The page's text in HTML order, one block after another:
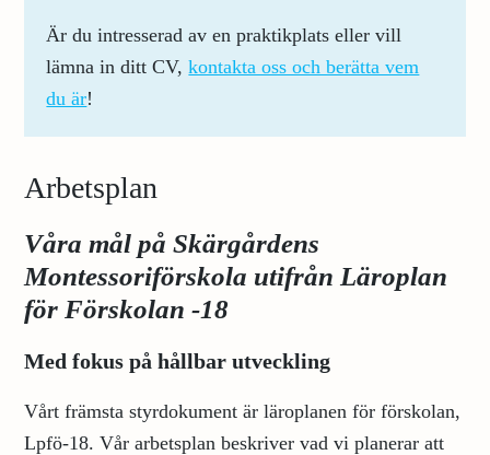
Är du intresserad av en praktikplats eller vill
lämna in ditt CV,kontakta oss och berätta vem
du är!
Arbetsplan
Våra mål på Skärgårdens
Montessoriförskola utifrån Läroplan
för Förskolan -18
Med fokus på hållbar utveckling
Vårt främsta styrdokument är läroplanen för förskolan,
Lpfö-18. Vår arbetsplan beskriver vad vi planerar att